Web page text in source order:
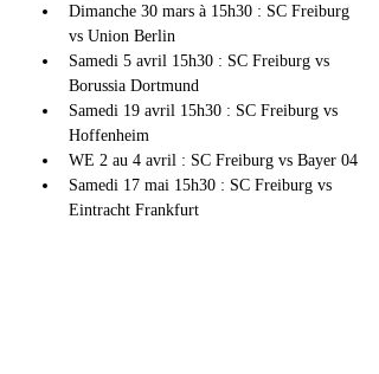
Dimanche 30 mars à 15h30 : SC Freiburg
vs Union Berlin
Samedi 5 avril 15h30 : SC Freiburg vs
Borussia Dortmund
Samedi 19 avril 15h30 : SC Freiburg vs
Hoffenheim
WE 2 au 4 avril : SC Freiburg vs Bayer 04
Samedi 17 mai 15h30 : SC Freiburg vs
Eintracht Frankfurt